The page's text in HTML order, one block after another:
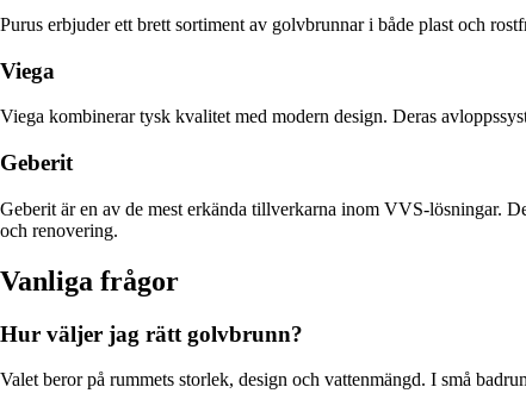
Purus erbjuder ett brett sortiment av golvbrunnar i både plast och
Viega
Viega kombinerar tysk kvalitet med modern design. Deras
Geberit
Geberit är en av de mest erkända tillverkarna inom VVS-lösningar.
och renovering.
Vanliga frågor
Hur väljer jag rätt golvbrunn?
Valet beror på rummets storlek, design och vattenmängd. I små